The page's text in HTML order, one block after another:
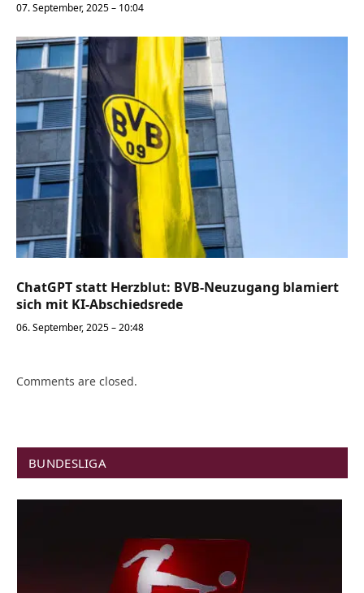
07. September, 2025 – 10:04
ChatGPT statt Herzblut: BVB-Neuzugang blamiert
sich mit KI-Abschiedsrede
06. September, 2025 – 20:48
Comments are closed.
BUNDESLIGA